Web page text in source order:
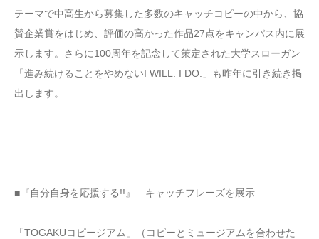
テーマで中高生から募集した多数のキャッチコピーの中から、協
賛企業賞をはじめ、評価の高かった作品27点をキャンパス内に展
示します。さらに100周年を記念して策定された大学スローガン
「進み続けることをやめないI WILL. I DO.」も昨年に引き続き掲
出します。
■『自分自身を応援する!!』 キャッチフレーズを展示
「TOGAKUコピージアム」（コピーとミュージアムを合わせた